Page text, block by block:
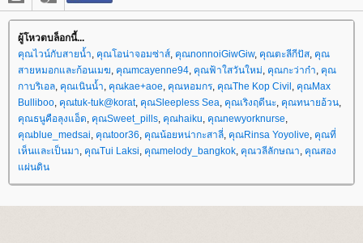
ผู้โหวตบล็อกนี้...
คุณไวน์กับสายน้ำ, คุณโอน่าจอมซ่าส์, คุณnonnoiGiwGiw, คุณตะลีกีปัส, คุณ
สายหมอกและก้อนเมฆ, คุณmcayenne94, คุณฟ้าใสวันใหม่, คุณกะว่าก๋า, คุณ
กาบริเอล, คุณเนินน้ำ, คุณkae+aoe, คุณหอมกร, คุณThe Kop Civil , คุณMax
Bulliboo, คุณtuk-tuk@korat, คุณSleepless Sea, คุณเริงฤดีนะ, คุณทนายอ้วน,
คุณธนูคือลุงแอ็ด, คุณSweet_pills, คุณhaiku, คุณnewyorknurse,
คุณblue_medsai, คุณtoor36, คุณน้อยหน่ากะสาลี่, คุณRinsa Yoyolive, คุณที่
เห็นและเป็นมา, คุณTui Laksi, คุณmelody_bangkok, คุณวลีลักษณา, คุณสอง
ผ่นดิน